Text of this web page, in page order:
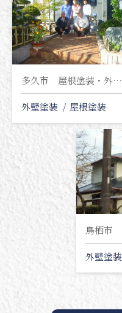
多久市 屋根塗装・外壁塗装塗り替え工事
外壁塗装 屋根塗装
外壁塗装